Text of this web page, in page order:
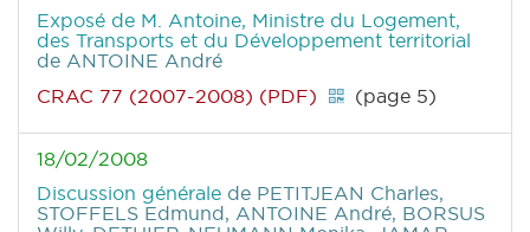
Exposé de M. Antoine, Ministre du Logement,
des Transports et du Développement territorial
de ANTOINE André
CRAC 77 (2007-2008) (PDF)
(page 5)
18/02/2008
Discussion générale de PETITJEAN Charles,
STOFFELS Edmund, ANTOINE André, BORSUS